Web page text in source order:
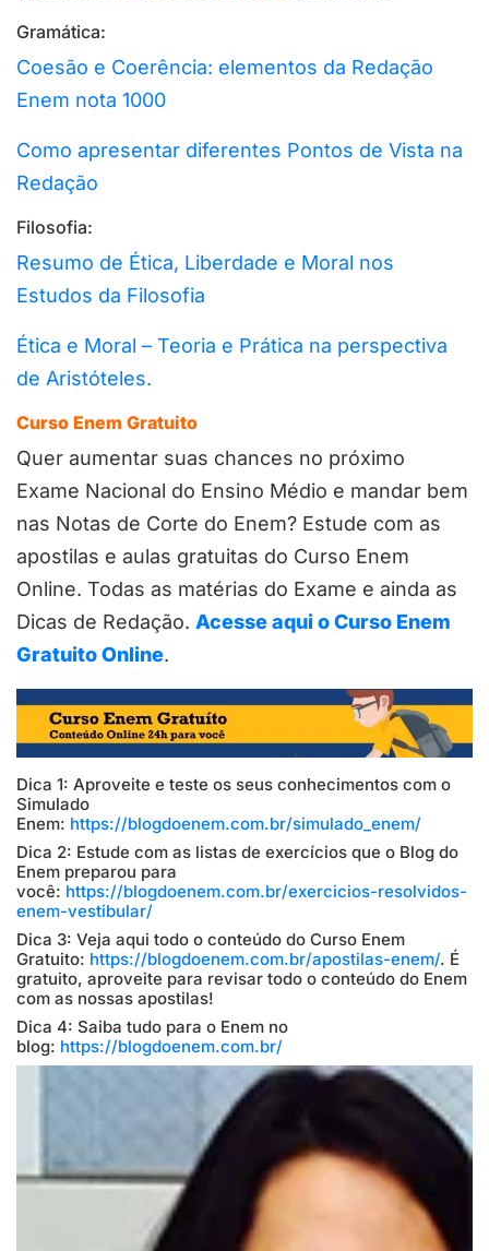
Gramática:
Coesão e Coerência: elementos da Redação
Enem nota 1000
Como apresentar diferentes Pontos de Vista na
Redação
Filosofia:
Resumo de Ética, Liberdade e Moral nos
Estudos da Filosofia
Ética e Moral – Teoria e Prática na perspectiva
de Aristóteles.
Curso Enem Gratuito
Quer aumentar suas chances no próximo
Exame Nacional do Ensino Médio e mandar bem
nas Notas de Corte do Enem? Estude com as
apostilas e aulas gratuitas do Curso Enem
Online. Todas as matérias do Exame e ainda as
Dicas de Redação. Acesse aqui o Curso Enem
Gratuito Online.
Dica 1: Aproveite e teste os seus conhecimentos com o
Simulado
Enem: https://blogdoenem.com.br/simulado_enem/
Dica 2: Estude com as listas de exercícios que o Blog do
Enem preparou para
você: https://blogdoenem.com.br/exercicios-resolvidos-
enem-vestibular/
Dica 3: Veja aqui todo o conteúdo do Curso Enem
Gratuito: https://blogdoenem.com.br/apostilas-enem/. É
gratuito, aproveite para revisar todo o conteúdo do Enem
com as nossas apostilas!
Dica 4: Saiba tudo para o Enem no
blog: https://blogdoenem.com.br/